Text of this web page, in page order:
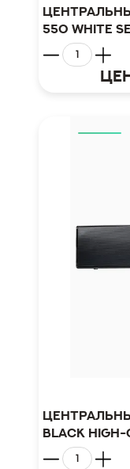
550 White
black high-